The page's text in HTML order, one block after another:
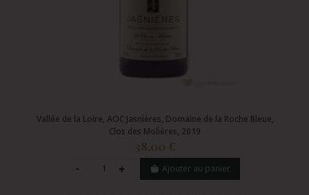
Vallée de la Loire, AOC Jasnières, Domaine de la Roche Bleue,
Clos des Molières, 2019
38,00 €
Ajouter au panier